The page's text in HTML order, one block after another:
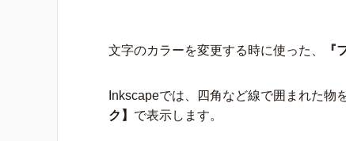
文字のカラーを変更する時に使った、 『
Inkscapeでは、四角など線で囲まれた物を
ク】 で表示します。